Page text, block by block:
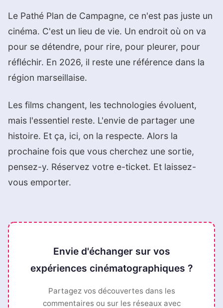
Le Pathé Plan de Campagne, ce n'est pas juste un
cinéma. C'est un lieu de vie. Un endroit où on va
pour se détendre, pour rire, pour pleurer, pour
réfléchir. En 2026, il reste une référence dans la
région marseillaise.
Les films changent, les technologies évoluent,
mais l'essentiel reste. L'envie de partager une
histoire. Et ça, ici, on la respecte. Alors la
prochaine fois que vous cherchez une sortie,
pensez-y. Réservez votre e-ticket. Et laissez-
vous emporter.
Envie d'échanger sur vos
expériences cinématographiques ?
Partagez vos découvertes dans les
commentaires ou sur les réseaux avec